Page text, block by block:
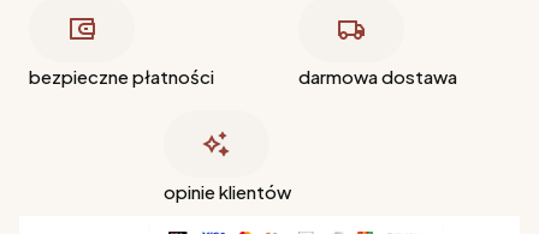
bezpieczne płatności darmowa dostawa
opinie klientów